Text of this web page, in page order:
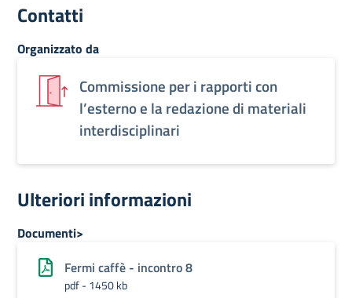
Contatti
Organizzato da
Commissione per i rapporti con
l’esterno e la redazione di materiali
interdisciplinari
Ulteriori informazioni
Documenti>
Fermi caffè - incontro 8
pdf - 1450 kb